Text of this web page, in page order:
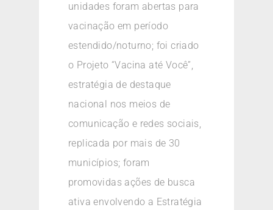
unidades foram abertas para
vacinação em período
estendido/noturno; foi criado
o Projeto “Vacina até Você”,
estratégia de destaque
nacional nos meios de
comunicação e redes sociais,
replicada por mais de 30
municípios; foram
promovidas ações de busca
ativa envolvendo a Estratégia